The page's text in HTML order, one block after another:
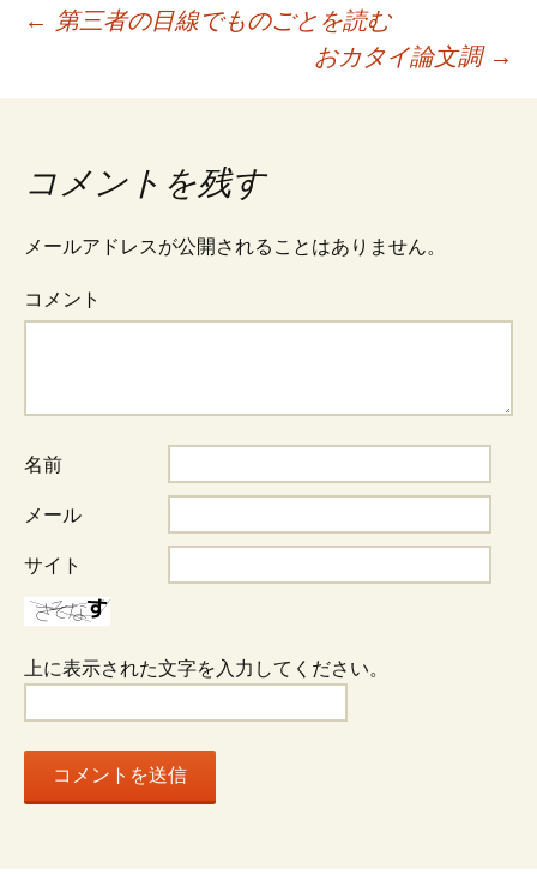
投
ナ
ビ
ー
シ
ョ
ン
← 第三者の目線でものごとを読む
おカタイ論文調 →
コメントを残す
メールアドレスが公開されることはありません。
コメント
名前
メール
サイト
上に表示された文字を入力してください。